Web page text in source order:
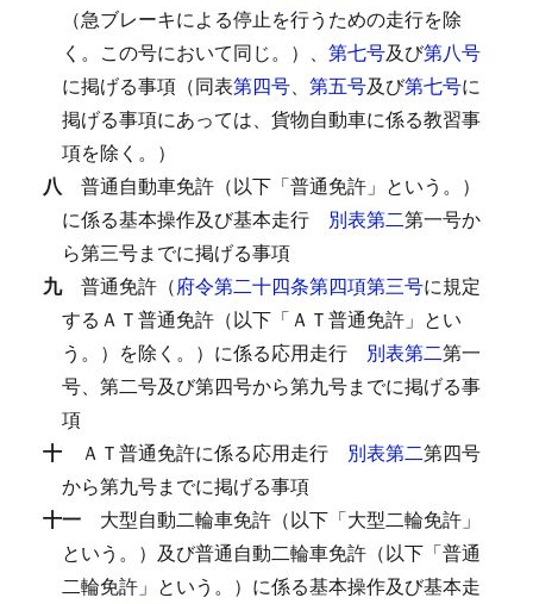
（急ブレーキによる停止を行うための走行を除
く。この号において同じ。）、 第七号及び第八号
に掲げる事項（同表第四号、 第五号及び第七号に
掲げる事項にあっては、貨物自動車に係る教習事
項を除く。）
八 普通自動車免許（以下「普通免許」という。）
に係る基本操作及び基本走行
別表第二第一号か
ら第三号までに掲げる事項
九 普通免許（府令第二十四条第四項第三号に規定
するＡＴ普通免許（以下「ＡＴ普通免許」とい
う。）を除く。）に係る応用走行
別表第二第一
号、第二号及び第四号から第九号までに掲げる事
項
十
ＡＴ普通免許に係る応用走行 別表第二第四号
から第九号までに掲げる事項
十一 大型自動二輪車免許（以下「大型二輪免許」
という。）及び普通自動二輪車免許（以下「普通
二輪免許」という。）に係る基本操作及び基本走